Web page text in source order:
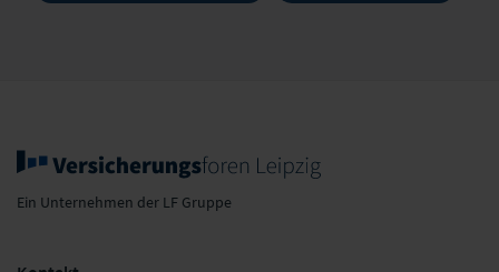
Ein Unternehmen der LF Gruppe